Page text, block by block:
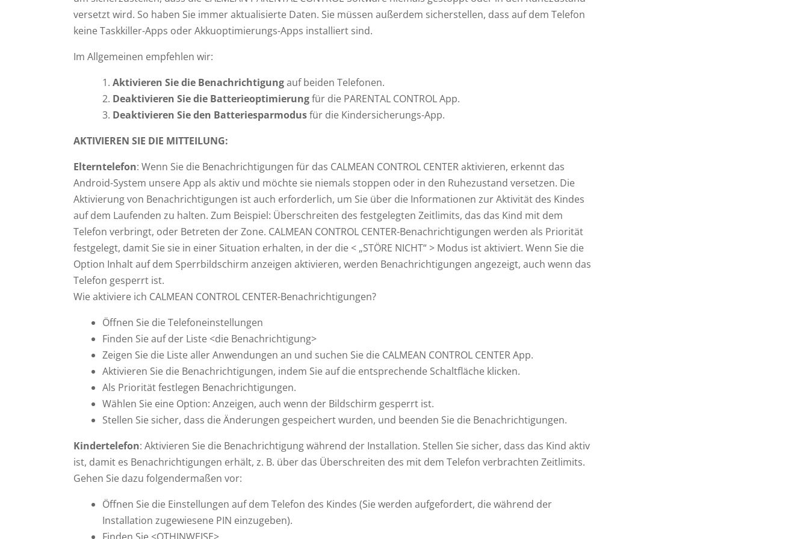
versetzt wird. So haben Sie immer aktualisierte Daten. Sie müssen außerdem sicherstellen, dass auf dem Telefon
keine Taskkiller-Apps oder Akkuoptimierungs-Apps installiert sind.
Im Allgemeinen empfehlen wir:
Aktivieren Sie die Benachrichtigungauf beiden Telefonen.
Deaktivieren Sie die Batterieoptimierungfür die PARENTAL CONTROL App.
Deaktivieren Sie den Batteriesparmodusfür die Kindersicherungs-App.
AKTIVIEREN SIE DIE MITTEILUNG:
Elterntelefon: Wenn Sie die Benachrichtigungen für das CALMEAN CONTROL CENTER aktivieren, erkennt das
Android-System unsere App als aktiv und möchte sie niemals stoppen oder in den Ruhezustand versetzen. Die
Aktivierung von Benachrichtigungen ist auch erforderlich, um Sie über die Informationen zur Aktivität des Kindes
auf dem Laufenden zu halten. Zum Beispiel: Überschreiten des festgelegten Zeitlimits, das das Kind mit dem
Telefon verbringt, oder Betreten der Zone. CALMEAN CONTROL CENTER-Benachrichtigungen werden als Priorität
festgelegt, damit Sie sie in einer Situation erhalten, in der die < „STÖRE NICHT“ > Modus ist aktiviert. Wenn Sie die
Option Inhalt auf dem Sperrbildschirm anzeigen aktivieren, werden Benachrichtigungen angezeigt, auch wenn das
Telefon gesperrt ist.
Wie aktiviere ich CALMEAN CONTROL CENTER-Benachrichtigungen?
Öffnen Sie die Telefoneinstellungen
Finden Sie auf der Liste <die Benachrichtigung>
Zeigen Sie die Liste aller Anwendungen an und suchen Sie die CALMEAN CONTROL CENTER App.
Aktivieren Sie die Benachrichtigungen, indem Sie auf die entsprechende Schaltfläche klicken.
Als Priorität festlegen Benachrichtigungen.
Wählen Sie eine Option: Anzeigen, auch wenn der Bildschirm gesperrt ist.
Stellen Sie sicher, dass die Änderungen gespeichert wurden, und beenden Sie die Benachrichtigungen.
Kindertelefon: Aktivieren Sie die Benachrichtigung während der Installation. Stellen Sie sicher, dass das Kind aktiv
ist, damit es Benachrichtigungen erhält, z. B. über das Überschreiten des mit dem Telefon verbrachten Zeitlimits.
Gehen Sie dazu folgendermaßen vor:
Öffnen Sie die Einstellungen auf dem Telefon des Kindes (Sie werden aufgefordert, die während der
Installation zugewiesene PIN einzugeben).